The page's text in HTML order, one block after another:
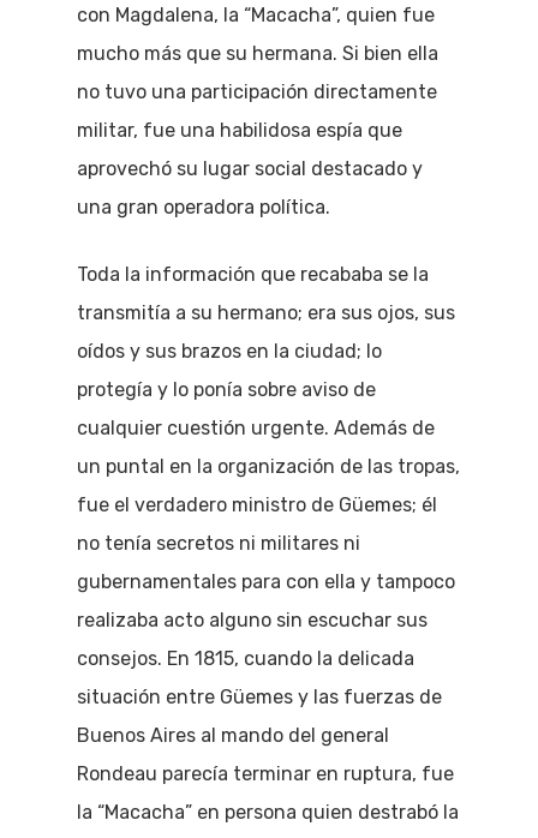
con Magdalena, la “Macacha”, quien fue
mucho más que su hermana. Si bien ella
no tuvo una participación directamente
militar, fue una habilidosa espía que
aprovechó su lugar social destacado y
una gran operadora política.
Toda la información que recababa se la
transmitía a su hermano; era sus ojos, sus
oídos y sus brazos en la ciudad; lo
protegía y lo ponía sobre aviso de
cualquier cuestión urgente. Además de
un puntal en la organización de las tropas,
fue el verdadero ministro de Güemes; él
no tenía secretos ni militares ni
gubernamentales para con ella y tampoco
realizaba acto alguno sin escuchar sus
consejos. En 1815, cuando la delicada
situación entre Güemes y las fuerzas de
Buenos Aires al mando del general
Rondeau parecía terminar en ruptura, fue
la “Macacha” en persona quien destrabó la